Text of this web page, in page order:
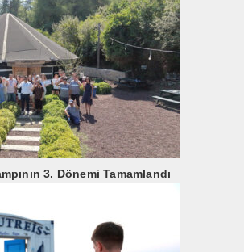
3. Dönemi Tamamlandı